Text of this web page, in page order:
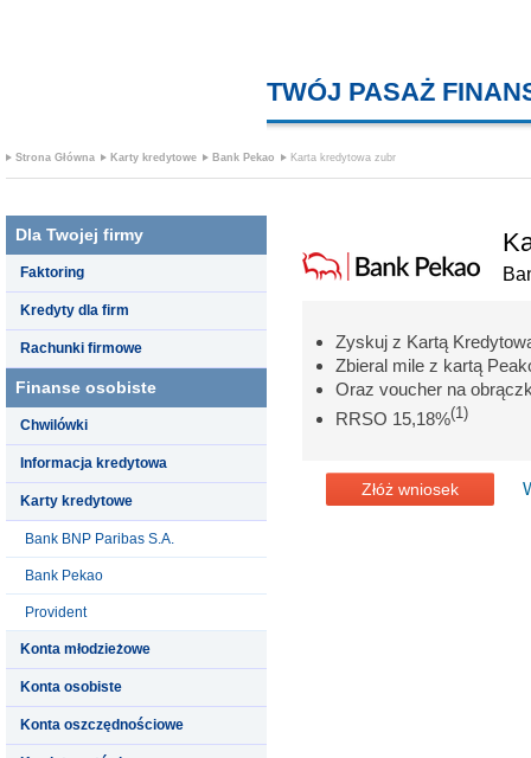
TWÓJ PASAŻ
Strona Główna Karty kredytowe Bank Pekao Karta kredytowa zubr
Dla Twojej firmy
Faktoring
Kredyty dla firm
Rachunki firmowe
Finanse osobiste
Chwilówki
Informacja kredytowa
Karty kredytowe
Bank BNP Paribas S.A.
Bank Pekao
Provident
Konta młodzieżowe
Konta osobiste
Konta oszczędnościowe
Zyskuj z Kartą
Zbieral mile z kartą
Oraz voucher na
RRSO 15,18%(1)
Złóż wniosek